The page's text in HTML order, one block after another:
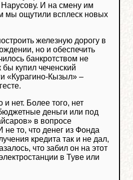
И на смену им
мы ощутили всплеск новых
железную дорогу в
но и обеспечить
банкротством не
бы купил чеченский
«Курагино-Кызыл» –
нет. Более того, нет
деньги или под
в вопросе
то, что денег из Фонда
кредита так и не дал,
что забил он на этот
в Туве или